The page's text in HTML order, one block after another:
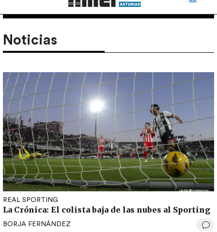
Noticias
REAL SPORTING
La Crónica: El colista baja de las nubes al Sporting
BORJA FERNÁNDEZ